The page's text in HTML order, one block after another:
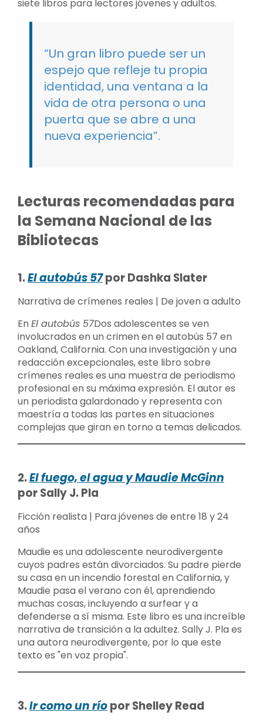
siete libros para lectores jóvenes y adultos.
“Un gran libro puede ser un
espejo que refleje tu propia
identidad, una ventana a la
vida de otra persona o una
puerta que se abre a una
nueva experiencia”.
Lecturas recomendadas para
la Semana Nacional de las
Bibliotecas
1.El autobús 57por Dashka Slater
Narrativa de crímenes reales | De joven a adulto
EnEl autobús 57Dos adolescentes se ven
involucrados en un crimen en el autobús 57 en
Oakland, California. Con una investigación y una
redacción excepcionales, este libro sobre
crímenes reales es una muestra de periodismo
profesional en su máxima expresión. El autor es
un periodista galardonado y representa con
maestría a todas las partes en situaciones
complejas que giran en torno a temas delicados.
2.El fuego, el agua y Maudie McGinn
por Sally J. Pla
Ficción realista | Para jóvenes de entre 18 y 24
años
Maudie es una adolescente neurodivergente
cuyos padres están divorciados. Su padre pierde
su casa en un incendio forestal en California, y
Maudie pasa el verano con él, aprendiendo
muchas cosas, incluyendo a surfear y a
defenderse a sí misma. Este libro es una increíble
narrativa de transición a la adultez. Sally J. Pla es
una autora neurodivergente, por lo que este
texto es "en voz propia".
3.Ir como un ríopor Shelley Read